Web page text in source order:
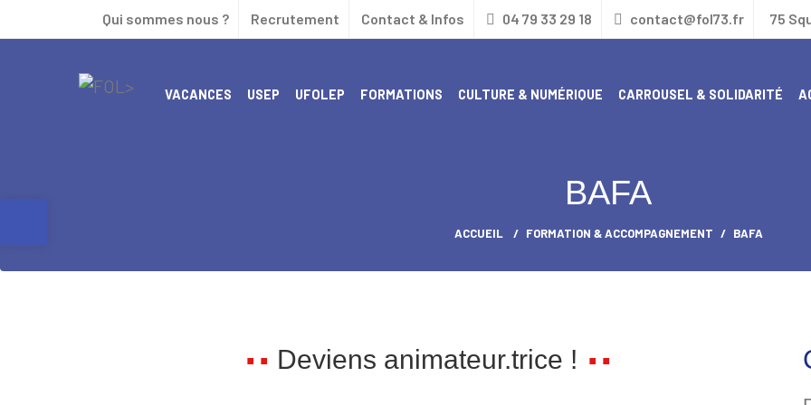
Qui sommes nous ? Recrutement Contact & Infos 04 79 33 29 18 contact@fol73.fr 75
VACANCES USEP UFOLEP FORMATIONS CULTURE & NUMÉRIQUE CARROUSEL & SOLIDARITÉ
BAFA
ACCUEIL FORMATION & ACCOMPAGNEMENT BAFA
Deviens animateur.trice !
Ouvrir la barre d’outils